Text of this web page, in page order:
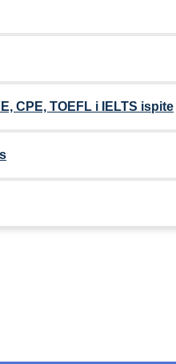
CPE, TOEFL i IELTS ispite